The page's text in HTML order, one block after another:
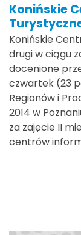
Konińskie
Konińskie
drugi w ciągu
docenione
czwartek (23
Regionów i
2014 w
za zajęcie II
centrów